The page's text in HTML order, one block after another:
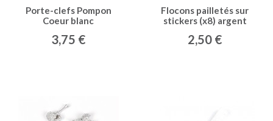
Porte-clefs Pompon
Coeur blanc
3,75 €
Flocons pailletés sur
stickers (x8) argent
2,50 €